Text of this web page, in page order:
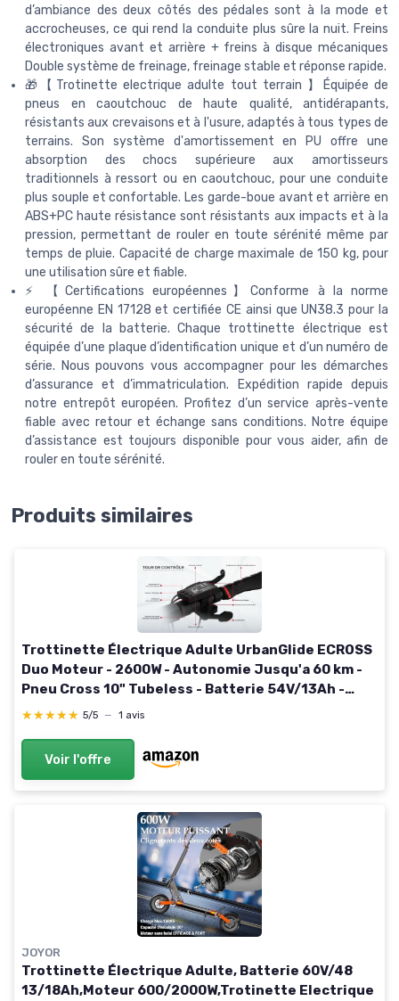
d’ambiance des deux côtés des pédales sont à la mode et
accrocheuses, ce qui rend la conduite plus sûre la nuit. Freins
électroniques avant et arrière + freins à disque mécaniques
Double système de freinage, freinage stable et réponse rapide.
🎁【Trotinette electrique adulte tout terrain 】Équipée de
pneus en caoutchouc de haute qualité, antidérapants,
résistants aux crevaisons et à l'usure, adaptés à tous types de
terrains. Son système d'amortissement en PU offre une
absorption des chocs supérieure aux amortisseurs
traditionnels à ressort ou en caoutchouc, pour une conduite
plus souple et confortable. Les garde-boue avant et arrière en
ABS+PC haute résistance sont résistants aux impacts et à la
pression, permettant de rouler en toute sérénité même par
temps de pluie. Capacité de charge maximale de 150 kg, pour
une utilisation sûre et fiable.
⚡ 【Certifications européennes】Conforme à la norme
européenne EN 17128 et certifiée CE ainsi que UN38.3 pour la
sécurité de la batterie. Chaque trottinette électrique est
équipée d’une plaque d’identification unique et d’un numéro de
série. Nous pouvons vous accompagner pour les démarches
d’assurance et d’immatriculation. Expédition rapide depuis
notre entrepôt européen. Profitez d’un service après-vente
fiable avec retour et échange sans conditions. Notre équipe
d’assistance est toujours disponible pour vous aider, afin de
rouler en toute sérénité.
Produits similaires
Trottinette Électrique Adulte UrbanGlide ECROSS
Duo Moteur - 2600W - Autonomie Jusqu'a 60 km -
Pneu Cross 10" Tubeless - Batterie 54V/13Ah -
Poids 26Kg
★★★★★
★★★★★ 5/5 — 1 avis
Voir l'offre
JOYOR
Trottinette Électrique Adulte, Batterie 60V/48
13/18Ah,Moteur 600/2000W,Trotinette Electrique